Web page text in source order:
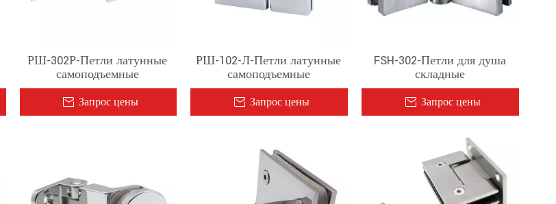
РШ-302Р-Петли латунные
самоподъемные
Запрос цены
РШ-102-Л-Петли латунные
самоподъемные
Запрос цены
FSH-302-Петли для душа
складные
Запрос цены